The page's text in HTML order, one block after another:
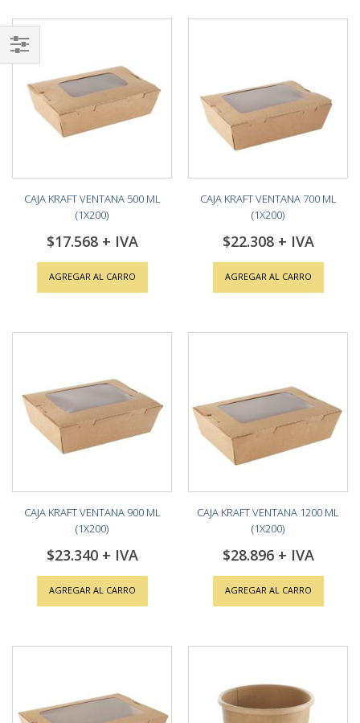
CAJA KRAFT VENTANA 500 ML
(1X200)
$17.568
AGREGAR AL CARRO
CAJA KRAFT VENTANA 700 ML
(1X200)
$22.308
AGREGAR AL CARRO
CAJA KRAFT VENTANA 900 ML
(1X200)
$23.340
AGREGAR AL CARRO
CAJA KRAFT VENTANA 1200 ML
(1X200)
$28.896
AGREGAR AL CARRO
Shop